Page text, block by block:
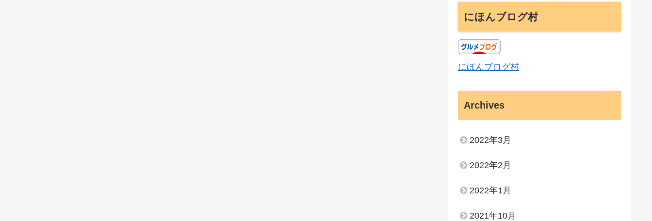
にほんブログ村
にほんブログ村
Archives
2022年3月
2022年2月
2022年1月
2021年10月